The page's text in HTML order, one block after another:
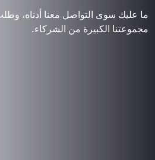
ما عليك سوى التواصل معنا أدناه،
مجموعتنا الكبيرة من الشركاء.